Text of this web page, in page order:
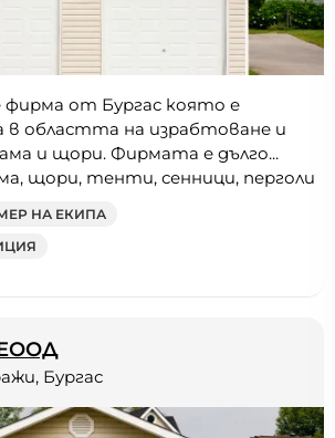
фирма от Бургас която е
в областта на израбтоване и
и щори. Фирмата е дълго...
щори, тенти, сенници, перголи
НА ЕКИПА
Бургас